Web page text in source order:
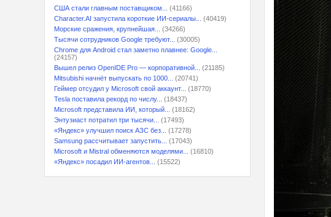
США стали главным поставщиком...
(41166)
Character.AI запустила короткие ИИ-сериалы...
(40419)
Морские сражения, крупнейшая...
(34266)
Тысячи сотрудников Google требуют...
(30005)
Chrome для Android стал заметно плавнее: Google...
(24157)
Вышел релиз OpenIDE Pro — корпоративной...
(21185)
Mitsubishi начнёт выпускать по 1000...
(20741)
Геймер отсудил у Microsoft свой аккаунт...
(18770)
Tesla поставила рекорд по числу...
(18437)
Microsoft представила ИИ, который...
(18162)
Энтузиаст потратил три тысячи...
(17493)
«Яндекс» улучшил поиск АЗС без...
(17278)
Samsung рассчитывает запустить...
(17043)
Microsoft и Mistral обменяются моделями...
(16810)
«Яндекс» посадил ИИ-агентов...
(15522)